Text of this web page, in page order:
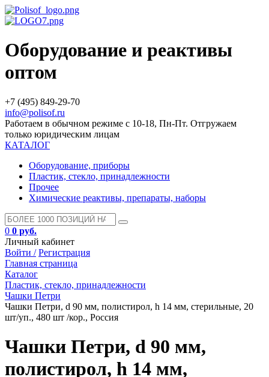
Оборудование и реактивы
оптом
+7 (495) 849-29-70
info@polisof.ru
Работаем в обычном режиме с 10-18, Пн-Пт. Отгружаем
только юридическим лицам
КАТАЛОГ
Оборудование, приборы
Пластик, стекло, принадлежности
Прочее
Химические реактивы, препараты, наборы
0 0 руб.
Личный кабинет
Войти / Регистрация
Главная страница
Каталог
Пластик, стекло, принадлежности
Чашки Петри
Чашки Петри, d 90 мм, полистирол, h 14 мм, стерильные, 20
шт/уп., 480 шт /кор., Россия
Чашки Петри, d 90 мм,
полистирол, h 14 мм,